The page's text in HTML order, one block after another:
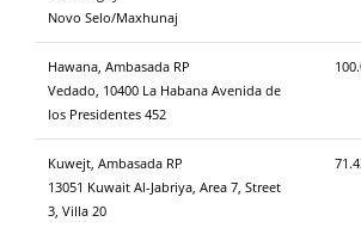
Novo Selo/Maxhunaj
Hawana, Ambasada RP
Vedado, 10400 La Habana Avenida de
los Presidentes 452
Kuwejt, Ambasada RP
13051 Kuwait Al-Jabriya, Area 7, Street
3, Villa 20